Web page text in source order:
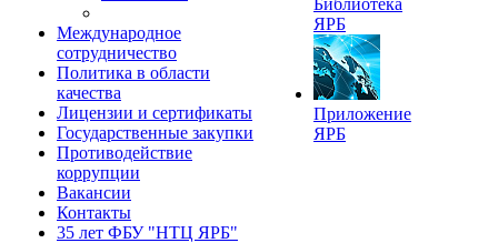
Международное
сотрудничество
Политика в области
качества
Лицензии и сертификаты
Государственные закупки
Противодействие
коррупции
Вакансии
Контакты
35 лет ФБУ "НТЦ ЯРБ"
Библиотека
ЯРБ
Приложение
ЯРБ